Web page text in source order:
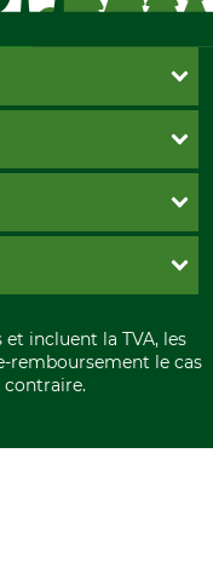
incluent la TVA, les
remboursement le cas
contraire.